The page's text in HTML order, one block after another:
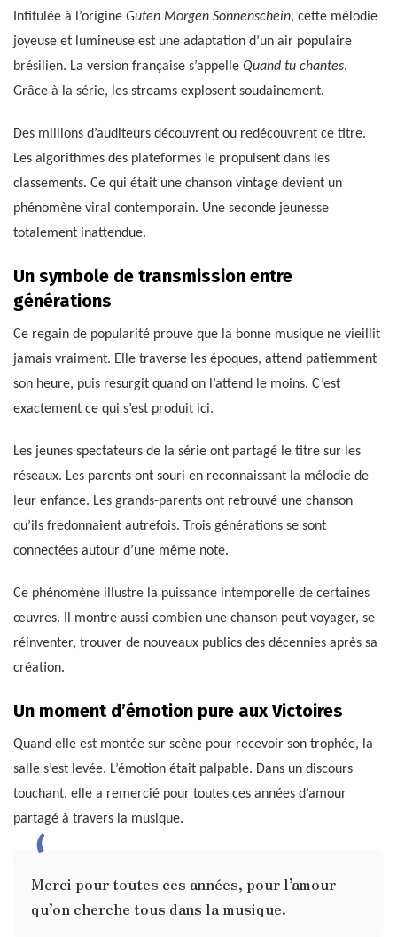
Intitulée à l’origine Guten Morgen Sonnenschein, cette mélodie
joyeuse et lumineuse est une adaptation d’un air populaire
brésilien. La version française s’appelle Quand tu chantes.
Grâce à la série, les streams explosent soudainement.
Des millions d’auditeurs découvrent ou redécouvrent ce titre.
Les algorithmes des plateformes le propulsent dans les
classements. Ce qui était une chanson vintage devient un
phénomène viral contemporain. Une seconde jeunesse
totalement inattendue.
Un symbole de transmission entre
générations
Ce regain de popularité prouve que la bonne musique ne vieillit
jamais vraiment. Elle traverse les époques, attend patiemment
son heure, puis resurgit quand on l’attend le moins. C’est
exactement ce qui s’est produit ici.
Les jeunes spectateurs de la série ont partagé le titre sur les
réseaux. Les parents ont souri en reconnaissant la mélodie de
leur enfance. Les grands-parents ont retrouvé une chanson
qu’ils fredonnaient autrefois. Trois générations se sont
connectées autour d’une même note.
Ce phénomène illustre la puissance intemporelle de certaines
œuvres. Il montre aussi combien une chanson peut voyager, se
réinventer, trouver de nouveaux publics des décennies après sa
création.
Un moment d’émotion pure aux Victoires
Quand elle est montée sur scène pour recevoir son trophée, la
salle s’est levée. L’émotion était palpable. Dans un discours
touchant, elle a remercié pour toutes ces années d’amour
partagé à travers la musique.
Merci pour toutes ces années, pour l’amour
qu’on cherche tous dans la musique.